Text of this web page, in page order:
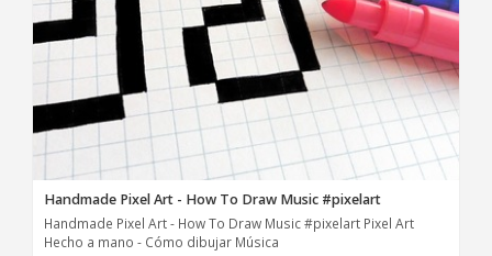
Handmade Pixel Art - How To Draw Music #pixelart
Handmade Pixel Art - How To Draw Music #pixelart Pixel Art
Hecho a mano - Cómo dibujar Música